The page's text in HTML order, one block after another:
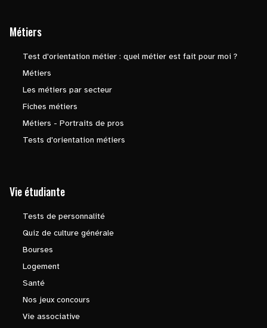
Métiers
Test d'orientation métier : quel métier est fait pour moi ?
Métiers
Les métiers par secteur
Fiches métiers
Métiers - Portraits de pros
Tests d'orientation métiers
Vie étudiante
Tests de personnalité
Quiz de culture générale
Bourses
Logement
Santé
Nos jeux concours
Vie associative